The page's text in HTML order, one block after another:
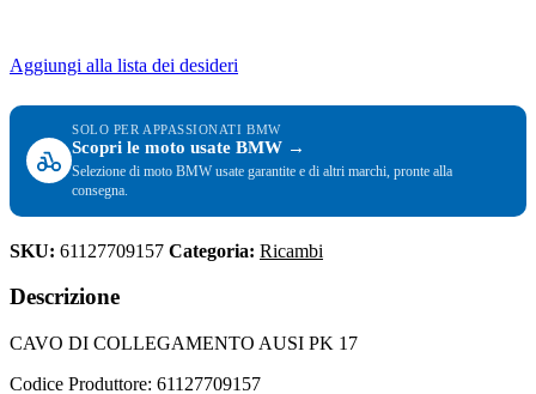
Aggiungi alla lista dei desideri
SOLO PER APPASSIONATI BMW
Scopri le moto usate BMW →
Selezione di moto BMW usate garantite e di altri marchi, pronte alla
consegna.
SKU: 61127709157 Categoria: Ricambi
Descrizione
CAVO DI COLLEGAMENTO AUSI PK 17
Codice Produttore: 61127709157